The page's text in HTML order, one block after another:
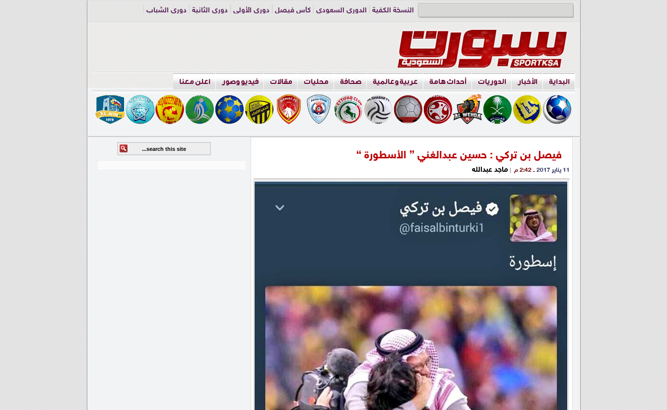
النسخة الكفية الدوري السعودي كأس فيصل دوري الأولى دوري الثانية
دوري الشباب
البداية الأخبار الدوريات أحداث هامة عربية وعالمية صحافة محليات مقالات فيديو وصور اعلن معنا
فيصل بن تركي : حسين عبدالغني ” الأسطورة “
11 يناير 2017 ــ 2:42 م | ماجد عبدالله